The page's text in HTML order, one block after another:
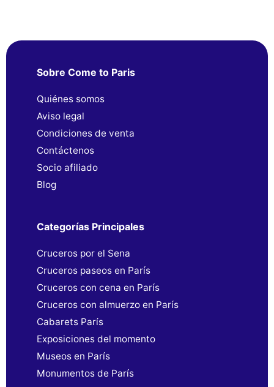
Sobre Come to Paris
Quiénes somos
Aviso legal
Condiciones de venta
Contáctenos
Socio afiliado
Blog
Categorías Principales
Cruceros por el Sena
Cruceros paseos en París
Cruceros con cena en París
Cruceros con almuerzo en París
Cabarets París
Exposiciones del momento
Museos en París
Monumentos de París